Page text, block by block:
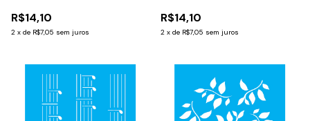
R$14,10
2 x de R$7,05 sem juros
R$14,10
2 x de R$7,05 sem juros